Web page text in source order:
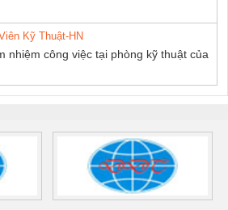
Kỹ Thuật-HN
nhiệm công việc tại phòng kỹ thuật của